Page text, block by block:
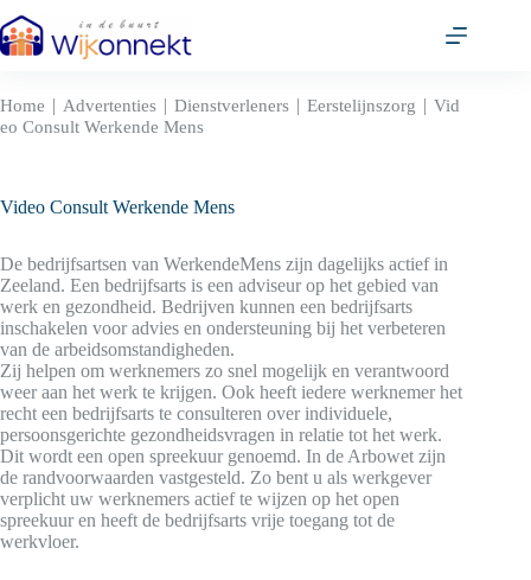
naar
de
Home | Advertenties | Dienstverleners | Eerstelijnszorg | Vid
eo Consult Werkende Mens
Video Consult Werkende Mens
De bedrijfsartsen van WerkendeMens zijn dagelijks actief in
Zeeland. Een bedrijfsarts is een adviseur op het gebied van
werk en gezondheid. Bedrijven kunnen een bedrijfsarts
inschakelen voor advies en ondersteuning bij het verbeteren
van de arbeidsomstandigheden.
Zij helpen om werknemers zo snel mogelijk en verantwoord
weer aan het werk te krijgen. Ook heeft iedere werknemer het
recht een bedrijfsarts te consulteren over individuele,
persoonsgerichte gezondheidsvragen in relatie tot het werk.
Dit wordt een open spreekuur genoemd. In de Arbowet zijn
de randvoorwaarden vastgesteld. Zo bent u als werkgever
verplicht uw werknemers actief te wijzen op het open
spreekuur en heeft de bedrijfsarts vrije toegang tot de
werkvloer.